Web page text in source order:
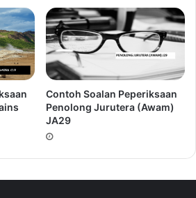
contoh soalan yang
bukanlah SOALAN BOCOR
daripada pihak Suruhanjaya Perkhidmatan Awam.
Contoh Soalan Peperiksaan
Penolong Jurutera (Awam)
JA29